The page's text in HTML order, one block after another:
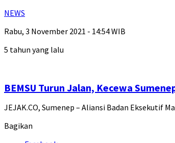
NEWS
Rabu, 3 November 2021 - 14:54 WIB
5 tahun yang lalu
BEMSU Turun Jalan, Kecewa
JEJAK.CO, Sumenep – Aliansi Badan Eksekutif
Bagikan